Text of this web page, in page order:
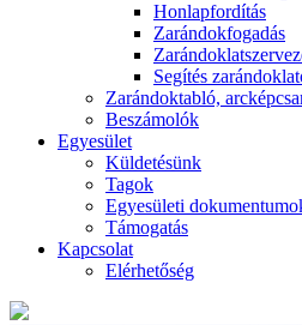
Honlapfordítás
Zarándokfogadás
Segítés
Zarándoktabló,
Beszámolók
Egyesület
Küldetésünk
Tagok
Egyesületi
Támogatás
Kapcsolat
Elérhetőség